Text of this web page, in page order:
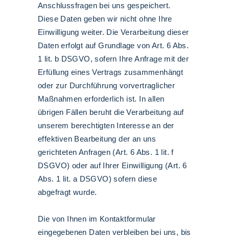
Anschlussfragen bei uns gespeichert.
Diese Daten geben wir nicht ohne Ihre
Einwilligung weiter. Die Verarbeitung dieser
Daten erfolgt auf Grundlage von Art. 6 Abs.
1 lit. b DSGVO, sofern Ihre Anfrage mit der
Erfüllung eines Vertrags zusammenhängt
oder zur Durchführung vorvertraglicher
Maßnahmen erforderlich ist. In allen
übrigen Fällen beruht die Verarbeitung auf
unserem berechtigten Interesse an der
effektiven Bearbeitung der an uns
gerichteten Anfragen (Art. 6 Abs. 1 lit. f
DSGVO) oder auf Ihrer Einwilligung (Art. 6
Abs. 1 lit. a DSGVO) sofern diese
abgefragt wurde.
Die von Ihnen im Kontaktformular
eingegebenen Daten verbleiben bei uns, bis